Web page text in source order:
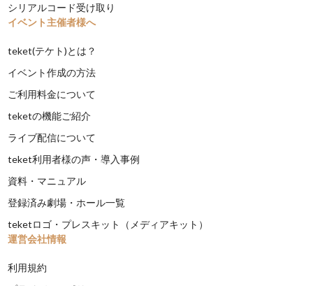
シリアルコード受け取り
イベント主催者様へ
teket(テケト)とは？
イベント作成の方法
ご利用料金について
teketの機能ご紹介
ライブ配信について
teket利用者様の声・導入事例
資料・マニュアル
登録済み劇場・ホール一覧
teketロゴ・プレスキット（メディアキット）
運営会社情報
利用規約